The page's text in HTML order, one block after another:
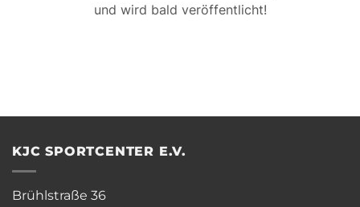
und wird bald veröffentlicht!
KJC SPORTCENTER E.V.
Brühlstraße 36